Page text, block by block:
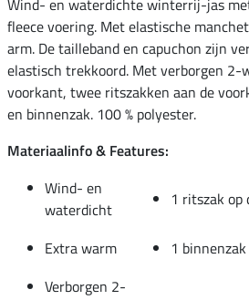
Wind- en waterdichte winterrij-jas
fleece voering. Met elastische
arm. De tailleband en capuchon zijn
elastisch trekkoord. Met verborgen
voorkant, twee ritszakken aan de
en binnenzak. 100 % polyester.
Materiaalinfo & Features:
Wind- en
waterdicht
1 ritszak op
Extra warm
1 binnenzak
Verborgen 2-